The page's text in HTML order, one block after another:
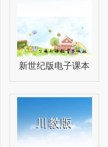
新世纪版电子课本